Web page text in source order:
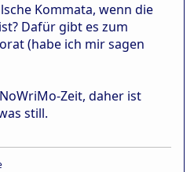
Kommata, wenn die
Dafür gibt es zum
(habe ich mir sagen
Zeit, daher ist
still.